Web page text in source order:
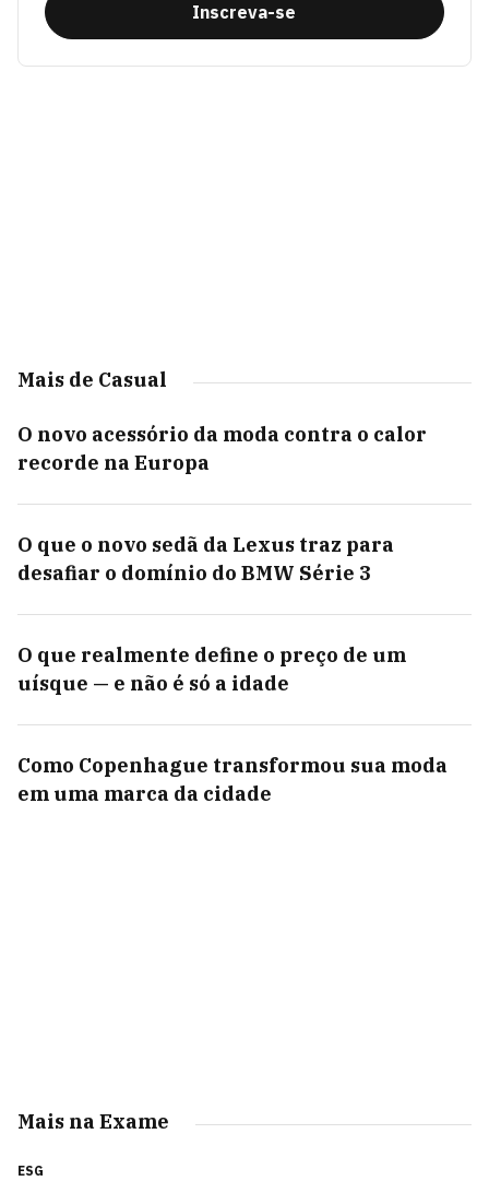
Inscreva-se
Mais de Casual
O novo acessório da moda contra o calor
recorde na Europa
O que o novo sedã da Lexus traz para
desafiar o domínio do BMW Série 3
O que realmente define o preço de um
uísque — e não é só a idade
Como Copenhague transformou sua moda
em uma marca da cidade
Mais na Exame
ESG